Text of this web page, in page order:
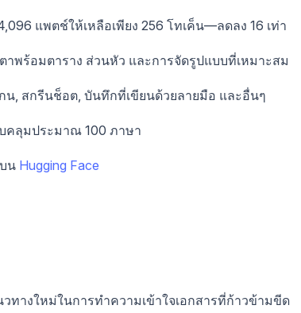
แพตช์ให้เหลือเพียง 256 โทเค็น—ลดลง 16 เท่า
พร้อมตาราง ส่วนหัว และการจัดรูปแบบที่เหมาะสม
, สกรีนช็อต, บันทึกที่เขียนด้วยลายมือ และอื่นๆ
คลุมประมาณ 100 ภาษา
น Hugging Face
างใหม่ในการทำความเข้าใจเอกสารที่ก้าวข้ามขีด